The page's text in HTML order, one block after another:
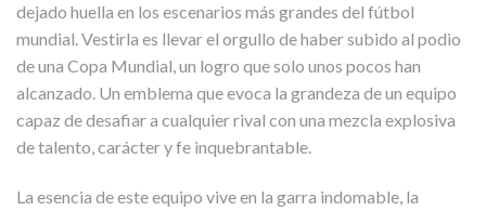
dejado huella en los escenarios más grandes del fútbol
mundial. Vestirla es llevar el orgullo de haber subido al podio
de una Copa Mundial, un logro que solo unos pocos han
alcanzado. Un emblema que evoca la grandeza de un equipo
capaz de desafiar a cualquier rival con una mezcla explosiva
de talento, carácter y fe inquebrantable.
La esencia de este equipo vive en la garra indomable, la